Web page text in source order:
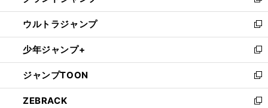
開
く
ウ
で
開
く
ン
ド
ウ
で
開
く
ウ
ィ
ン
ド
ウ
で
開
く
し
い
ウ
ィ
ン
ド
ウ
で
ウルトラジャンプ
新
し
い
ウ
ィ
ン
ド
少年ジャンプ+
新
し
い
ウ
ィ
ジャンプTOON
新
し
い
ZEBRACK
新